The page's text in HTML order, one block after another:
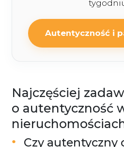
Autentyczność i
Najczęściej
o autentyczność
Czy autentyczny